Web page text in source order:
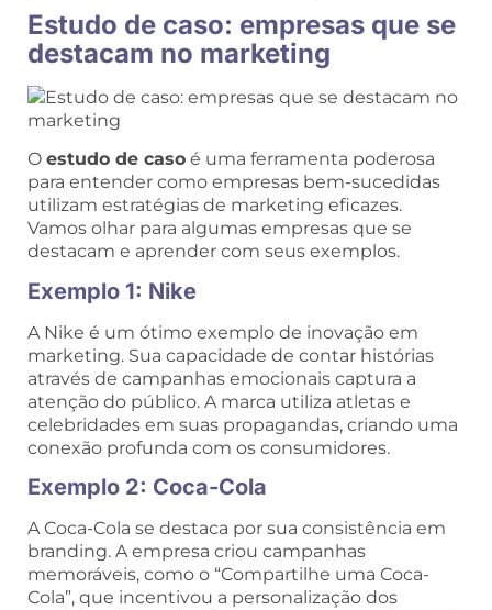
Estudo de caso: empresas que se
destacam no marketing
O estudo de caso é uma ferramenta poderosa
para entender como empresas bem-sucedidas
utilizam estratégias de marketing eficazes.
Vamos olhar para algumas empresas que se
destacam e aprender com seus exemplos.
Exemplo 1: Nike
A Nike é um ótimo exemplo de inovação em
marketing. Sua capacidade de contar histórias
através de campanhas emocionais captura a
atenção do público. A marca utiliza atletas e
celebridades em suas propagandas, criando uma
conexão profunda com os consumidores.
Exemplo 2: Coca-Cola
A Coca-Cola se destaca por sua consistência em
branding. A empresa criou campanhas
memoráveis, como o “Compartilhe uma Coca-
Cola”, que incentivou a personalização dos